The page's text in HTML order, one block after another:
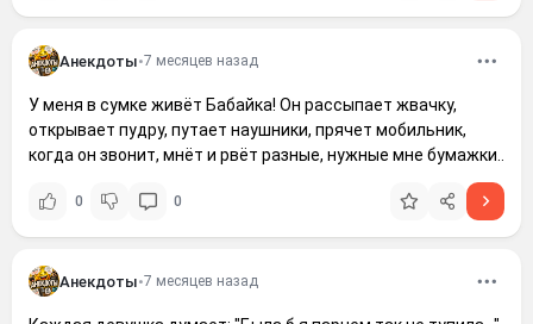
Анекдоты•7 месяцев назад
У меня в сумке живёт Бабайка! Он рассыпает жвачку,
открывает пудру, путает наушники, прячет мобильник,
когда он звонит, мнёт и рвёт разные, нужные мне бумажки..
0 0
Анекдоты•7 месяцев назад